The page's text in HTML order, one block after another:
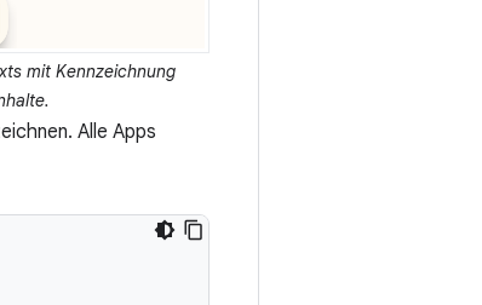
mit Kennzeichnung
Alle Apps